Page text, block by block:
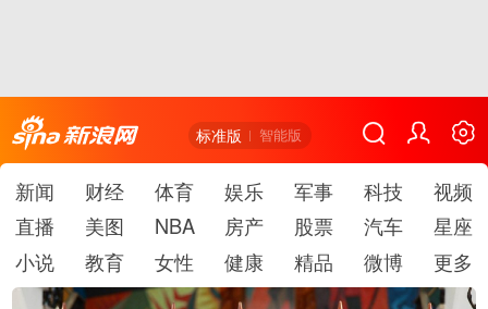
标准版 智能版
新闻 财经 体育 娱乐 军事 科技
视频
直播
美图 NBA 房产 股票 汽车
星座
小说
教育 女性 健康 精品 微博 更多